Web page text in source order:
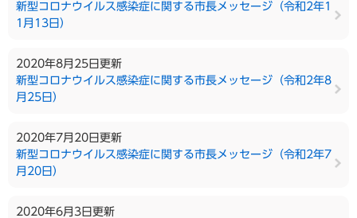
新型コロナウイルス感染症に関する市長メッセージ（令和2年1
1月13日）
2020年8月25日更新
新型コロナウイルス感染症に関する市長メッセージ（令和2年8
月25日）
2020年7月20日更新
新型コロナウイルス感染症に関する市長メッセージ（令和2年7
月20日）
2020年6月3日更新